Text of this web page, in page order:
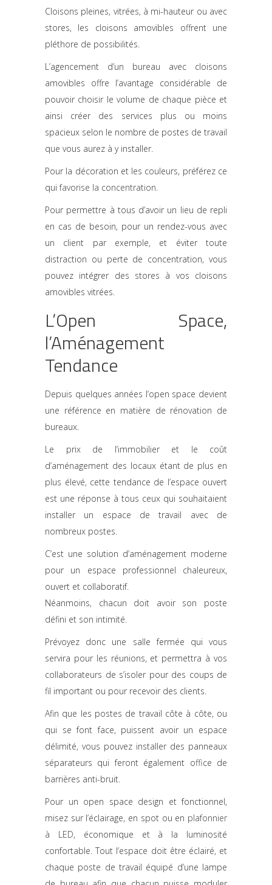
Cloisons pleines, vitrées, à mi-hauteur ou avec
stores, les cloisons amovibles offrent une
pléthore de possibilités.
L’agencement d’un bureau avec cloisons
amovibles offre l’avantage considérable de
pouvoir choisir le volume de chaque pièce et
ainsi créer des services plus ou moins
spacieux selon le nombre de postes de travail
que vous aurez à y installer.
Pour la décoration et les couleurs, préférez ce
quifavorise la concentration.
Pour permettre à tous d’avoir un lieu de repli
en cas de besoin, pour un rendez-vous avec
un client par exemple, et éviter toute
distraction ou perte de concentration, vous
pouvez intégrer des stores à vos cloisons
amovibles vitrées.
L’Open Space,
l’Aménagement
Tendance
Depuis quelques années l’open space devient
une référence en matière de rénovation de
bureaux.
Le prix de l’immobilier et le coût
d’aménagement des locaux étant de plus en
plus élevé, cette tendance de l’espace ouvert
est une réponse à tous ceux qui souhaitaient
installer un espace de travail avec de
nombreux postes.
C’est une solution d’aménagement moderne
pour un espace professionnel chaleureux,
ouvert et collaboratif.
Néanmoins, chacun doit avoir son poste
défini et son intimité.
Prévoyez donc une salle fermée qui vous
servira pour les réunions, et permettra à vos
collaborateurs de s’isoler pour des coups de
fil important ou pour recevoir des clients.
Afin que les postes de travail côte à côte, ou
qui se font face, puissent avoir un espace
délimité, vous pouvez installer des panneaux
séparateurs qui feront également office de
barrières anti-bruit.
Pour un open space design et fonctionnel,
misez sur l’éclairage, en spot ou en plafonnier
à LED, économique et à la luminosité
confortable. Tout l’espace doit être éclairé, et
chaque poste de travail équipé d’une lampe